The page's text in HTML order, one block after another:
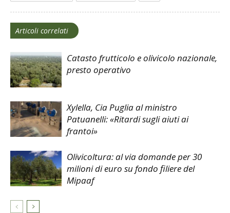
Articoli correlati
Catasto frutticolo e olivicolo nazionale,
presto operativo
Xylella, Cia Puglia al ministro
Patuanelli: «Ritardi sugli aiuti ai
frantoi»
Olivicoltura: al via domande per 30
milioni di euro su fondo filiere del
Mipaaf